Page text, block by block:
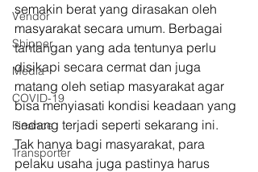
Vendor
Shipper
Media
COVID-19
Finance
Transporter
semakin berat yang dirasakan oleh
masyarakat secara umum. Berbagai
tantangan yang ada tentunya perlu
disikapi secara cermat dan juga
matang oleh setiap masyarakat agar
bisa menyiasati kondisi keadaan yang
sedang terjadi seperti sekarang ini.
Tak hanya bagi masyarakat, para
pelaku usaha juga pastinya harus